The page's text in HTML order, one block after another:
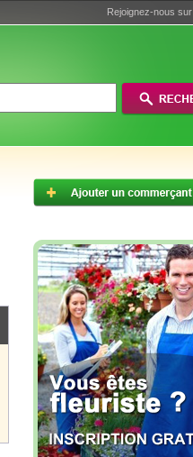
Rejoignez-nous sur